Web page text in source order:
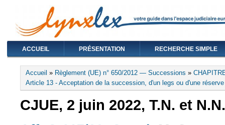
ACCUEIL PRÉSENTATION RECHERCHE SIMPLE
Vous êtes ici
Accueil » Règlement (UE) n° 650/2012 — Successions »
Article 13 - Acceptation de la succession, d'un legs ou d'une
CJUE, 2 juin 2022, T.N. et